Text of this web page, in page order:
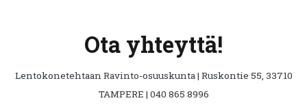
Ota yhteyttä!
Lentokonetehtaan Ravinto-osuuskunta | Ruskontie 55, 33710
TAMPERE | 040 865 8996